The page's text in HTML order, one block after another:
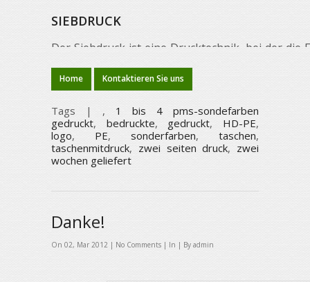
SIEBDRUCK
Der Siebdruck ist eine Drucktechnik, bei der die
den Durchdruckverfahren. Im eigentlichen
das zu bedruckende Material gelegt und mit
die Farbe durch die offenen Stellen auf den zu
gerasterte Farbtöne nicht so gut
ein eigenes Sieb, deshalb ist der Siebdruck
Farbauftrag beim Siebdruck ist fünf- bis
Siebdruck sehr leuchtende, kräftige Farben.
Home Kontaktieren Sie uns
Tags | , 1 bis 4 pms-sondefarben
gedruckt, bedruckte, gedruckt, HD-PE,
logo, PE, sonderfarben, taschen,
taschenmitdruck, zwei seiten druck, zwei
wochen geliefert
Danke!
On 02, Mar 2012 | No Comments | In | By admin